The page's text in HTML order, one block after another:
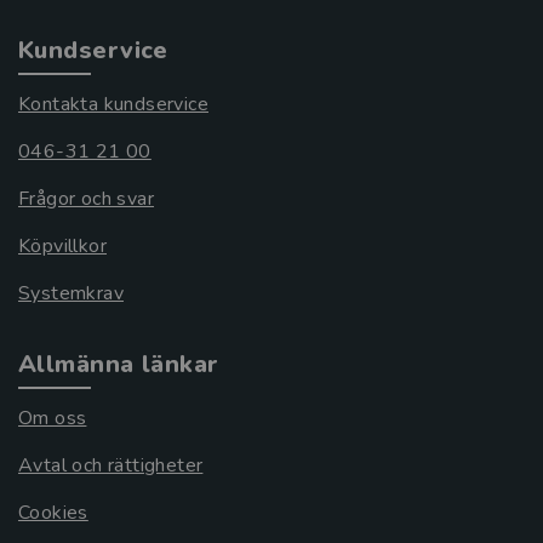
Kundservice
Kontakta kundservice
046-31 21 00
Frågor och svar
Köpvillkor
Systemkrav
Allmänna länkar
Om oss
Avtal och rättigheter
Cookies